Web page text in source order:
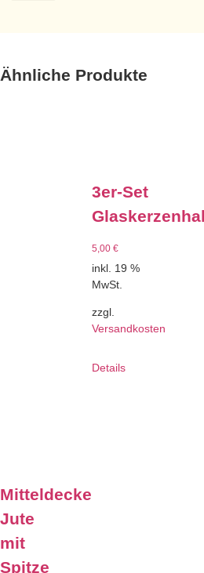
Ähnliche Produkte
3er-Set
5,00 €
inkl. 19 %
MwSt.
zzgl.
Versandkosten
Details
Mitteldecke
Jute
mit
Spitze